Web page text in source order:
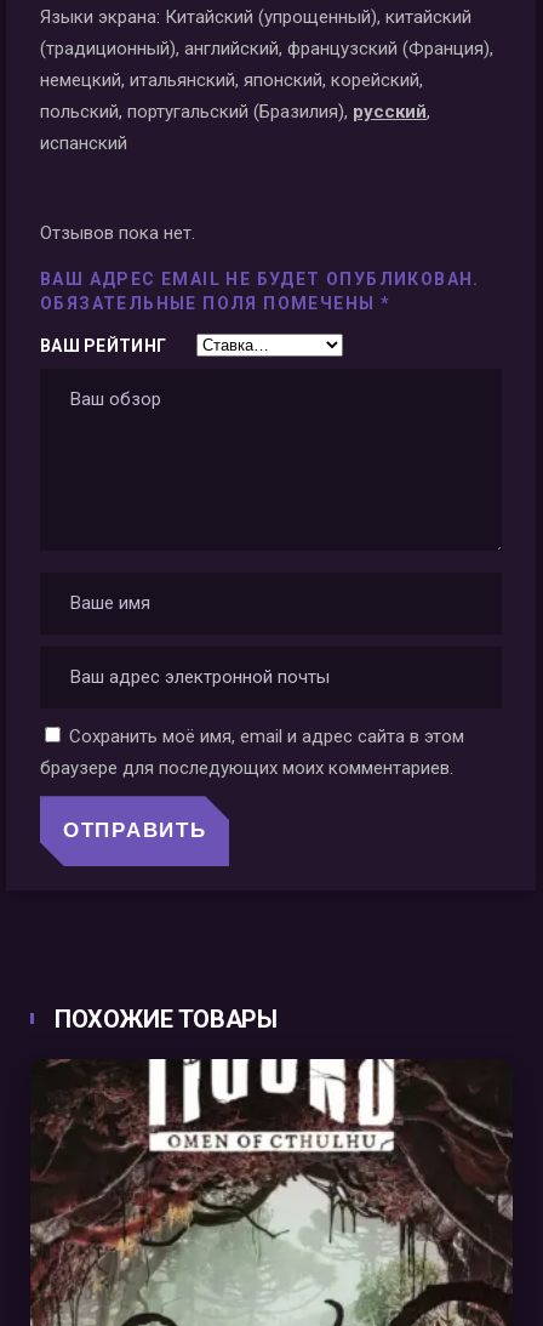
Языки экрана: Китайский (упрощенный), китайский
(традиционный), английский, французский (Франция),
немецкий, итальянский, японский, корейский,
польский, португальский (Бразилия), русский,
испанский
Отзывов пока нет.
ВАШ АДРЕС EMAIL НЕ БУДЕТ ОПУБЛИКОВАН.
ОБЯЗАТЕЛЬНЫЕ ПОЛЯ ПОМЕЧЕНЫ *
ВАШ РЕЙТИНГ
Сохранить моё имя, email и адрес сайта в этом
браузере для последующих моих комментариев.
ПОХОЖИЕ ТОВАРЫ
В КОРЗИНУ